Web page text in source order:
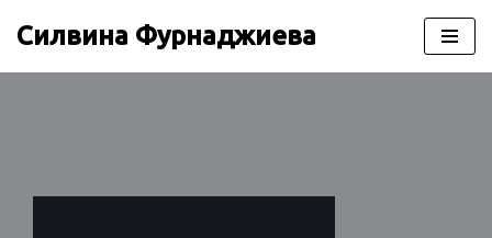
Силвина Фурнаджиева